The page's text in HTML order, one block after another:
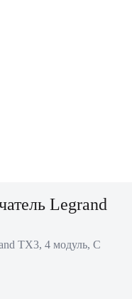
Legrand
TX3, 4 модуль, C